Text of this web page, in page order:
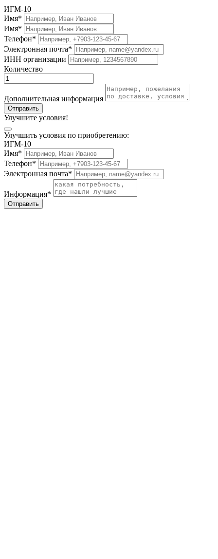
ИГМ-10
Имя*
Имя*
Телефон*
Электронная почта*
ИНН организации
Количество
Дополнительная информация
Отправить
Улучшите условия!
Улучшить условия по приобретению:
ИГМ-10
Имя*
Телефон*
Электронная почта*
Информация*
Отправить